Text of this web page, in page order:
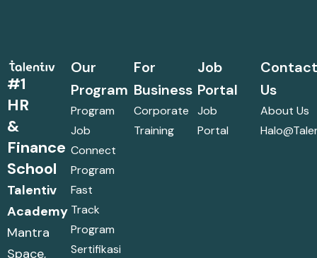
#1
HR
&
Finance
School
Talentiv
Academy
Mantra
Space,
Our
Program
Program
Job
Connect
Program
Fast
Track
Program
Sertifikasi
For
Business
Corporate
Training
Job
Portal
Job
Portal
Us
About Us